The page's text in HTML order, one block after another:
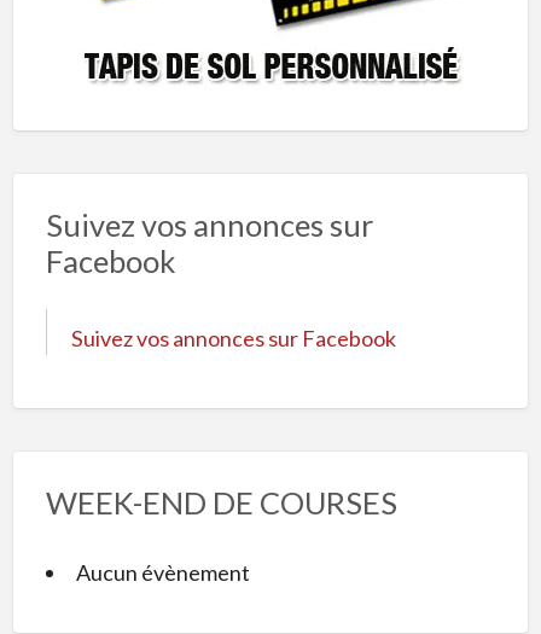
Suivez vos annonces sur
Facebook
Suivez vos annonces sur Facebook
WEEK-END DE COURSES
Aucun évènement